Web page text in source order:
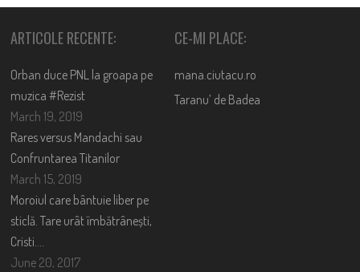
ARTICOLE RECENTE:
Orban duce PNL la groapa pe
muzica #Rezist
March 19, 2019
Rares versus Mandachi sau
Confruntarea Titanilor
March 15, 2019
Moroiul care bântuie liber pe
sticlă. Tare urât îmbătrânești,
Cristi….
June 20, 2017
CE-MI PLACE:
mana.ciutacu.ro
Taranu’ de Badea